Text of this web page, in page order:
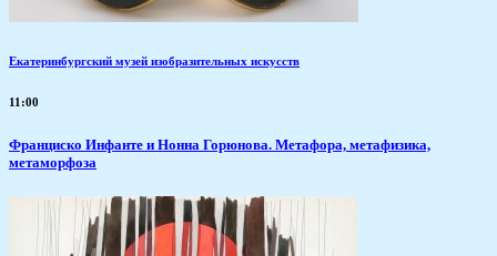
Екатеринбургский музей изобразительных искусств
11:00
Франциско Инфанте и Нонна Горюнова. Метафора, метафизика,
метаморфоза